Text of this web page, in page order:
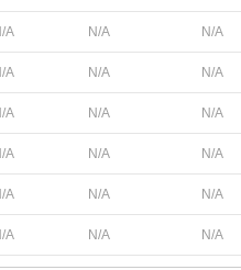
A N/A N/A
A N/A N/A
A N/A N/A
A N/A N/A
A N/A N/A
A N/A N/A